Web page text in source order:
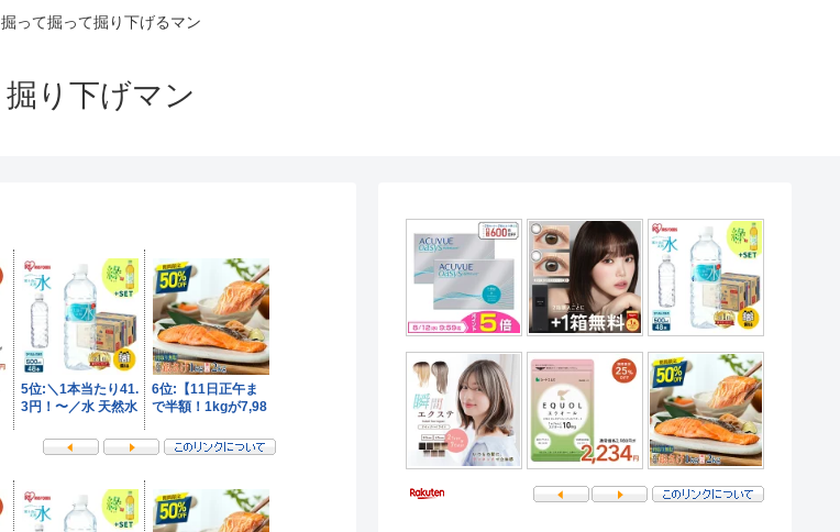
掘って掘って掘り下げるマン
掘り下げマン